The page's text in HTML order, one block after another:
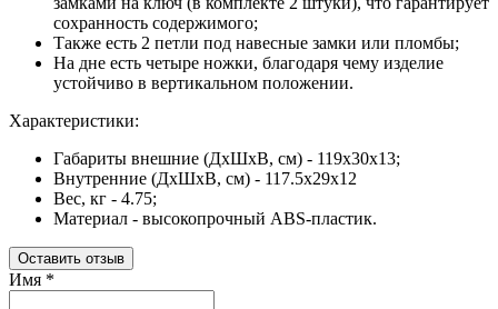
сохранность содержимого;
Также есть 2 петли под навесные замки или пломбы;
На дне есть четыре ножки, благодаря чему изделие
устойчиво в вертикальном положении.
Характеристики:
Габариты внешние (ДхШхВ, см) - 119х30х13;
Внутренние (ДхШхВ, см) - 117.5х29х12
Вес, кг - 4.75;
Материал - высокопрочный ABS-пластик.
Оставить отзыв
Имя *